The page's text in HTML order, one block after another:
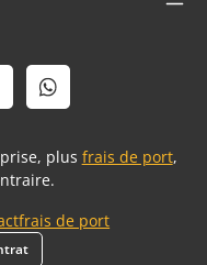
plus frais de port,
frais de port